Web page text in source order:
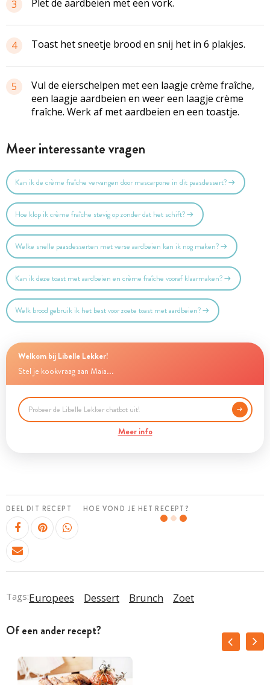
3 Plet de aardbeien met een vork.
4 Toast het sneetje brood en snij het in 6 plakjes.
5
Vul de eierschelpen met een laagje crème fraîche,
een laagje aardbeien en weer een laagje crème
fraîche. Werk af met aardbeien en een toastje.
Meer interessante vragen
Kan ik de crème fraîche vervangen door mascarpone in dit paasdessert?
Hoe klop ik crème fraîche stevig op zonder dat het schift?
Welke snelle paasdesserten met verse aardbeien kan ik nog maken?
Kan ik deze toast met aardbeien en crème fraîche vooraf klaarmaken?
Welk brood gebruik ik het best voor zoete toast met aardbeien?
Welkom bij Libelle Lekker!
Stel je kookvraag aan Maia...
Meer info
DEEL DIT RECEPT HOE VOND JE HET RECEPT?
Tags:Europees Dessert Brunch Zoet
Of een ander recept?